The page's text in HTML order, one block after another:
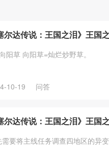
尔达传说：王国之泪》王国
阳草 向阳草=灿烂炒野草。
10-19 问答
尔达传说：王国之泪》王国
要将主线任务调查四地区的异变